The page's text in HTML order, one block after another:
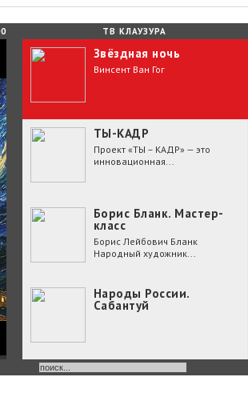
25.06.2026 / ByРедакция
Зелёные мемориалы памяти и славы
Звёздная ночь
Винсент Ван Гог
ТЫ-КАДР
Проект «ТЫ – КАДР» — это
инновационная...
Борис Бланк. Мастер-
класс
Борис Лейбович Бланк
Народный художник...
Народы России.
Сабантуй
Народы России
ТВ КЛАУЗУРА